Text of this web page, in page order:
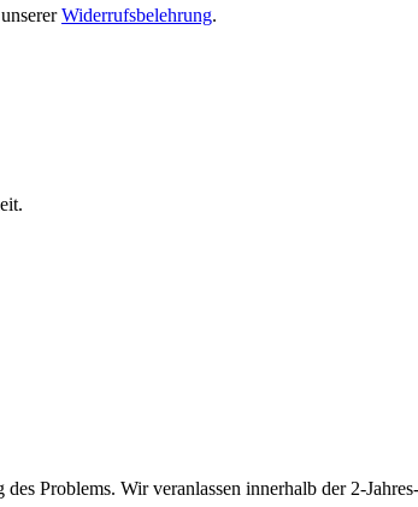
Widerrufsbelehrung.
Problems. Wir veranlassen innerhalb der 2-